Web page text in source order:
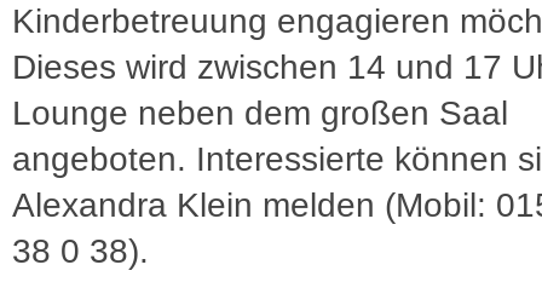
Kinderbetreuung engagieren
Dieses wird zwischen 14 und 17
Lounge neben dem großen Saal
angeboten. Interessierte können
Alexandra Klein melden (Mobil:
38 0 38).